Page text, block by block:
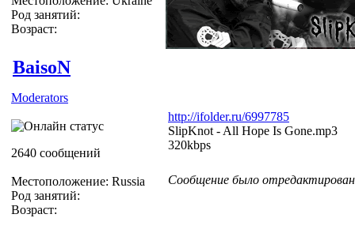
Род занятий:
Возраст:
BaisoN
Moderators
2640 сообщений
Местоположение: Russia
Род занятий:
Возраст:
http://ifolder.ru/6997785
SlipKnot - All Hope Is Gone.mp3
320kbps
Сообщение было